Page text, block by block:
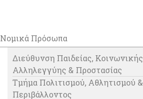
Νομικά Πρόσωπα
Διεύθυνση Παιδείας, Κοινωνικής
Αλληλεγγύης & Προστασίας
Τμήμα Πολιτισμού, Αθλητισμού &
Περιβάλλοντος